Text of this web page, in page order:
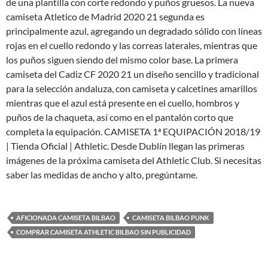
de una plantilla con corte redondo y puños gruesos. La nueva
camiseta Atletico de Madrid 2020 21 segunda es
principalmente azul, agregando un degradado sólido con líneas
rojas en el cuello redondo y las correas laterales, mientras que
los puños siguen siendo del mismo color base. La primera
camiseta del Cadiz CF 2020 21 un diseño sencillo y tradicional
para la selección andaluza, con camiseta y calcetines amarillos
mientras que el azul está presente en el cuello, hombros y
puños de la chaqueta, así como en el pantalón corto que
completa la equipación. CAMISETA 1ª EQUIPACIÓN 2018/19
| Tienda Oficial | Athletic. Desde Dublín llegan las primeras
imágenes de la próxima camiseta del Athletic Club. Si necesitas
saber las medidas de ancho y alto, pregúntame.
AFICIONADA CAMISETA BILBAO
CAMISETA BILBAO PUNK
COMPRAR CAMISETA ATHLETIC BILBAO SIN PUBLICIDAD